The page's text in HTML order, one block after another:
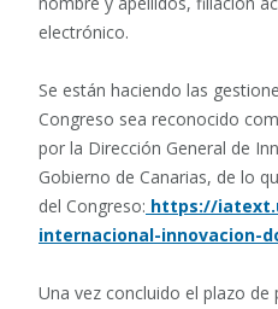
electrónico.
Se están haciendo las
Congreso sea reconocido
por la Dirección General de
Gobierno de Canarias, de lo
del Congreso: https://
internacional-innovacion-
Una vez concluido el plazo